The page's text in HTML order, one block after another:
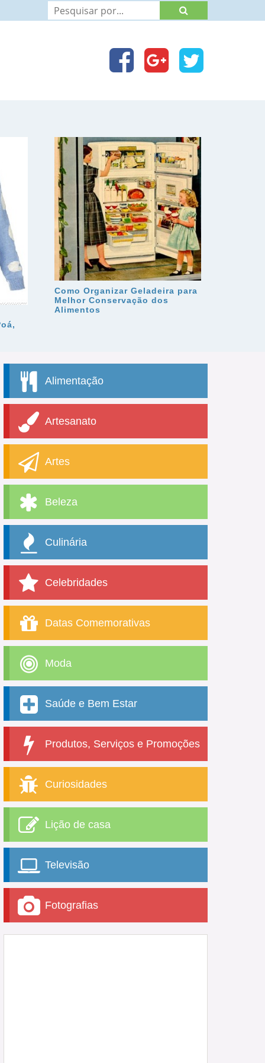
Como Organizar Geladeira para
Melhor Conservação dos
Alimentos
Alimentação
Artesanato
Artes
Beleza
Culinária
Celebridades
Datas Comemorativas
Moda
Saúde e Bem Estar
Produtos, Serviços e Promoções
Curiosidades
Lição de casa
Televisão
Fotografias